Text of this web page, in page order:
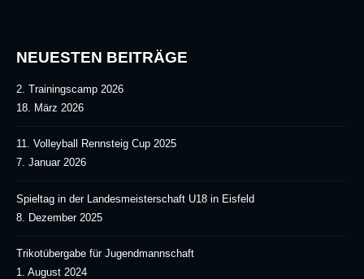
NEUESTEN BEITRÄGE
2. Trainingscamp 2026
18. März 2026
11. Volleyball Rennsteig Cup 2025
7. Januar 2026
Spieltag in der Landesmeisterschaft U18 in Eisfeld
8. Dezember 2025
Trikotübergabe für Jugendmannschaft
1. August 2024